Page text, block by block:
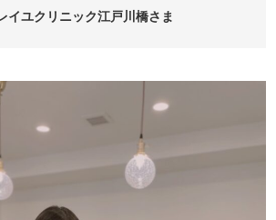
ユクリニック江戸川橋さま